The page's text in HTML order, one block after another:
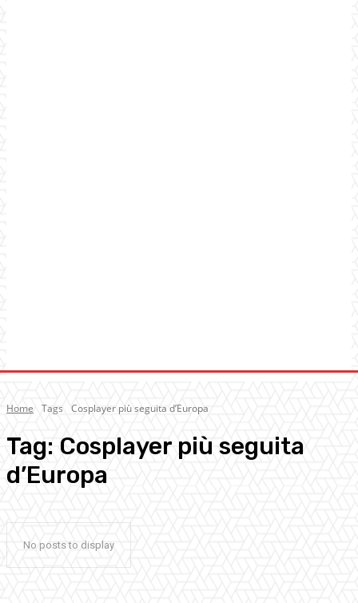
Home Tags Cosplayer più seguita d’Europa
Tag: Cosplayer più seguita
d’Europa
No posts to display